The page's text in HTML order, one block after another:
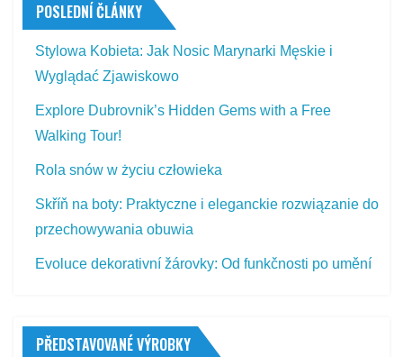
POSLEDNÍ ČLÁNKY
Stylowa Kobieta: Jak Nosic Marynarki Męskie i
Wyglądać Zjawiskowo
Explore Dubrovnik’s Hidden Gems with a Free
Walking Tour!
Rola snów w życiu człowieka
Skříň na boty: Praktyczne i eleganckie rozwiązanie do
przechowywania obuwia
Evoluce dekorativní žárovky: Od funkčnosti po umění
PŘEDSTAVOVANÉ VÝROBKY